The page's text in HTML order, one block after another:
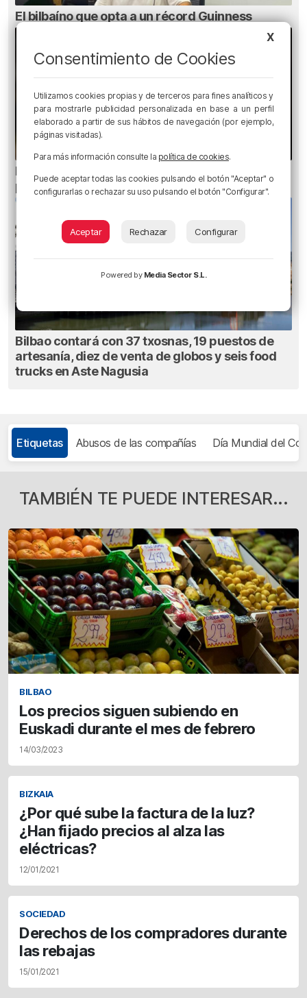
El bilbaíno que opta a un récord Guinness
Ni gafas de sol ni radiografías: los errores que
pueden dañar la retina durante el eclipse
Bilbao contará con 37 txosnas, 19 puestos de
artesanía, diez de venta de globos y seis food
trucks en Aste Nagusia
Etiquetas Abusos de las compañías Día Mundial del
TAMBIÉN TE PUEDE INTERESAR...
BILBAO
Los precios siguen subiendo en
Euskadi durante el mes de febrero
14/03/2023
BIZKAIA
¿Por qué sube la factura de la luz?
¿Han fijado precios al alza las
eléctricas?
12/01/2021
SOCIEDAD
Derechos de los compradores durante
las rebajas
15/01/2021
X
Consentimiento de Cookies
Utilizamos cookies propias y de terceros para fines analíticos y
para mostrarle publicidad personalizada en base a un perfil
elaborado a partir de sus hábitos de navegación (por ejemplo,
páginas visitadas).
Para más información consulte la política de cookies.
Puede aceptar todas las cookies pulsando el botón "Aceptar" o
configurarlas o rechazar su uso pulsando el botón "Configurar".
Aceptar Rechazar Configurar
Powered by Media Sector S.L.